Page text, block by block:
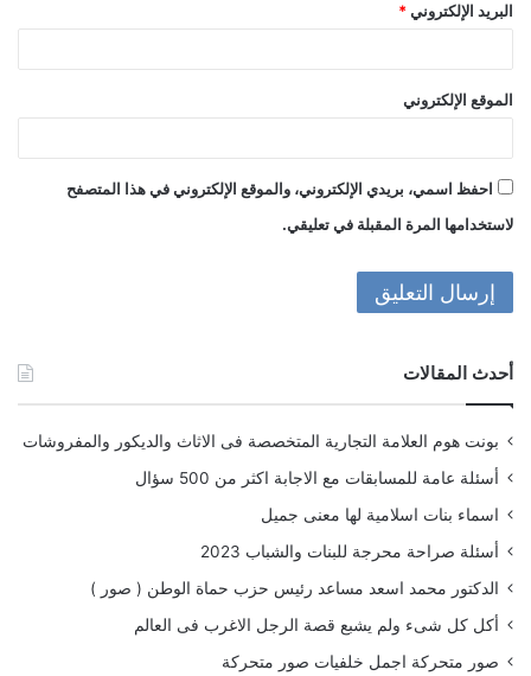
البريد الإلكتروني *
الموقع الإلكتروني
احفظ اسمي، بريدي الإلكتروني، والموقع الإلكتروني في هذا المتصفح
لاستخدامها المرة المقبلة في تعليقي.
أحدث المقالات
بونت هوم العلامة التجارية المتخصصة فى الاثاث والديكور والمفروشات
أسئلة عامة للمسابقات مع الاجابة اكثر من 500 سؤال
اسماء بنات اسلامية لها معنى جميل
أسئلة صراحة محرجة للبنات والشباب 2023
الدكتور محمد اسعد مساعد رئيس حزب حماة الوطن ( صور )
أكل كل شىء ولم يشبع قصة الرجل الاغرب فى العالم
صور متحركة اجمل خلفيات صور متحركة